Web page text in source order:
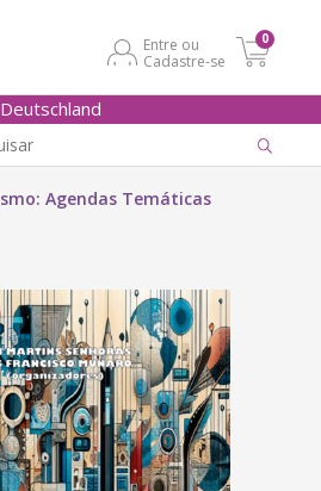
Entre ou
Cadastre-se
0
Deutschland
Agendas Temáticas